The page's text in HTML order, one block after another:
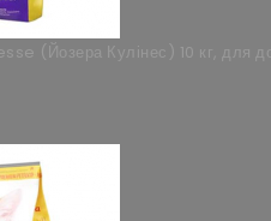
(Йозера Кулінес) 10 кг, для